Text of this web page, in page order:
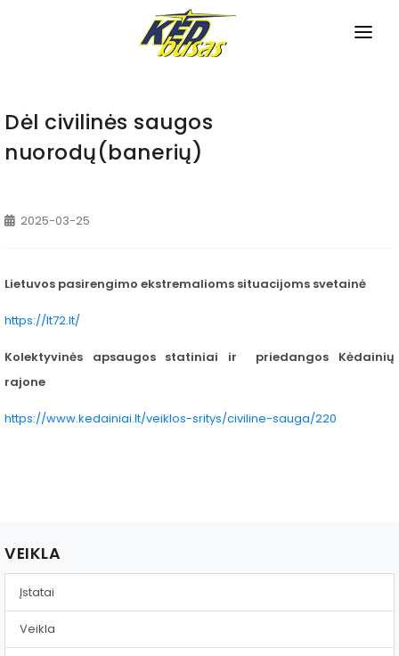
APIE MUS
TVARKARAŠČIAI
Priemiesčio maršrutai
Pagalba neįgaliesiems
Autobusų nuoma
Reklama ant autobusų
KONTAKTAI
Dėl civilinės saugos
nuorodų(banerių)
2025-03-25
Lietuvos pasirengimo ekstremalioms situacijoms svetainė
https://lt72.lt/
Kolektyvinės apsaugos statiniai ir priedangos Kėdainių
rajone
https://www.kedainiai.lt/veiklos-sritys/civiline-sauga/220
VEIKLA
Įstatai
Veikla